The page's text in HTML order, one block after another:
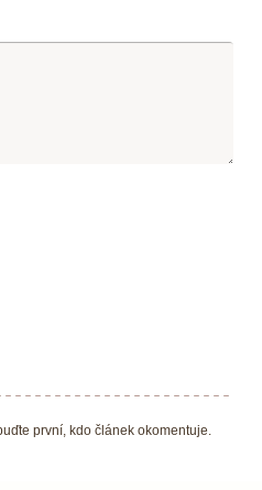
první, kdo článek okomentuje.